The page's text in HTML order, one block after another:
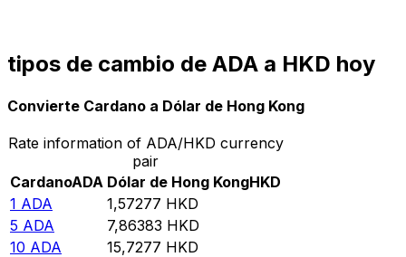
tipos de cambio de ADA a HKD hoy
Convierte Cardano a Dólar de Hong Kong
Rate information of ADA/HKD currency
pair
CardanoADA Dólar de Hong KongHKD
1 ADA 1,57277 HKD
5 ADA 7,86383 HKD
10 ADA 15,7277 HKD